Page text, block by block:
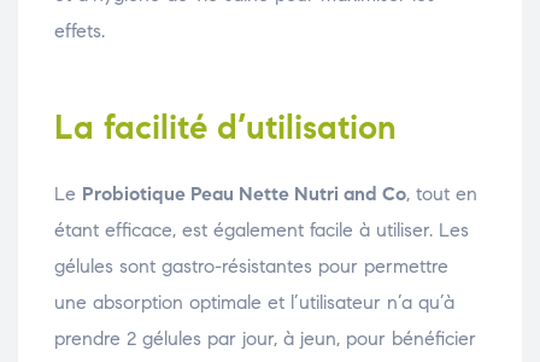
effets.
La facilité d’utilisation
Le Probiotique Peau Nette Nutri and Co, tout en
étant efficace, est également facile à utiliser. Les
gélules sont gastro-résistantes pour permettre
une absorption optimale et l’utilisateur n’a qu’à
prendre 2 gélules par jour, à jeun, pour bénéficier